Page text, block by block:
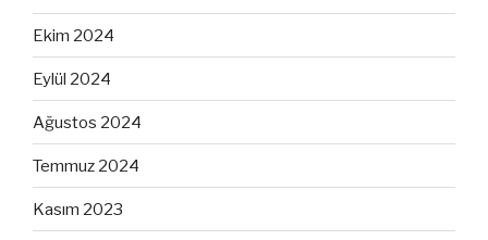
Ekim 2024
Eylül 2024
Ağustos 2024
Temmuz 2024
Kasım 2023